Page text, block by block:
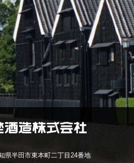
県半田市東本町二丁目24番地